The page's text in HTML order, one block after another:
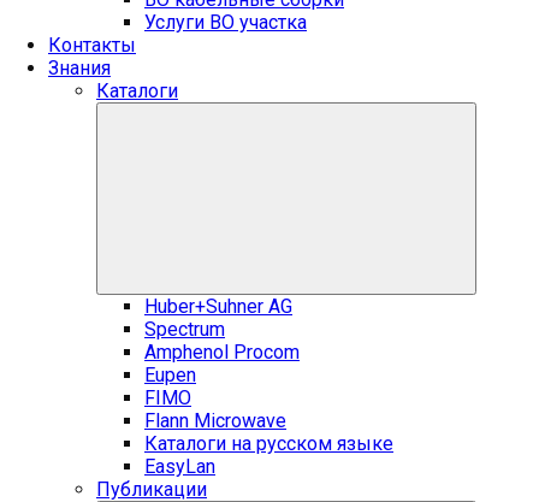
Услуги ВО участка
Контакты
Знания
Каталоги
Huber+Suhner AG
Spectrum
Amphenol Procom
Eupen
FIMO
Flann Microwave
Каталоги на русском языке
EasyLan
Публикации